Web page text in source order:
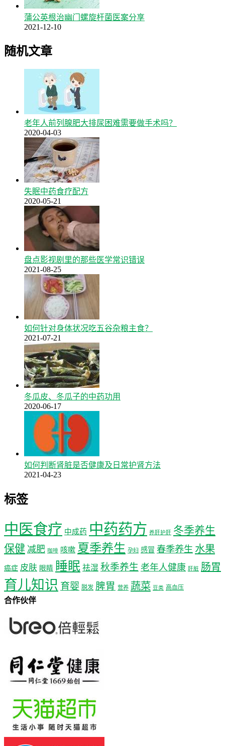
蒲公英根治幽门螺旋杆菌医案分享
2021-12-10
随机文章
老年人前列腺肥大排尿困难需要做手术吗？
2020-04-03
失眠中药食疗配方
2020-05-21
盘点影视剧里的那些医学常识错误
2021-08-25
如何针对身体状况吃五谷杂粮主食？
2021-07-21
冬瓜皮、冬瓜子的中药功用
2020-06-17
如何判断肾脏是否健康及日常护肾方法
2021-04-23
标签
中医食疗 中成药 中药药方 养肝护肝 冬季养生
保健 减肥 咖啡 咳嗽 夏季养生 孕妇 感冒 春季养生 水果
癌症 皮肤 眼睛 睡眠 祛湿 秋季养生 老年人健康 肝脏 肠胃
育儿知识 育婴 脱发 脾胃 营养 蔬菜 豆类 高血压
合作伙伴